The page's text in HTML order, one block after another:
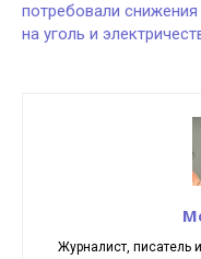
потребовали снижения
на уголь и
Журналист, писатель